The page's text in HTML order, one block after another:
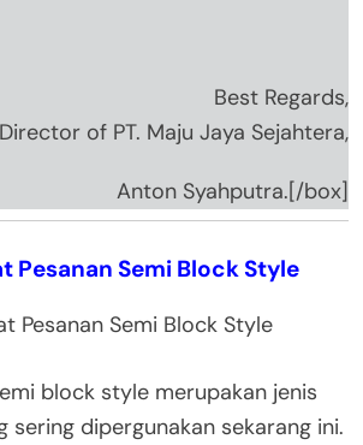
Best Regards,
Director of PT. Maju Jaya Sejahtera,
Anton Syahputra.[/box]
Pesanan Semi Block Style
block style merupakan jenis
sering dipergunakan sekarang ini.